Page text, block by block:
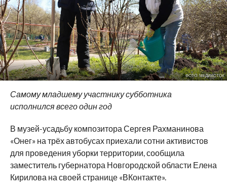
ФОТО: МЕДИАСТОК
Самому младшему участнику субботника
исполнился всего один год
В музей-усадьбу композитора Сергея Рахманинова
«Онег» на трёх автобусах приехали сотни активистов
для проведения уборки территории, сообщила
заместитель губернатора Новгородской области Елена
Кирилова на своей странице «ВКонтакте».